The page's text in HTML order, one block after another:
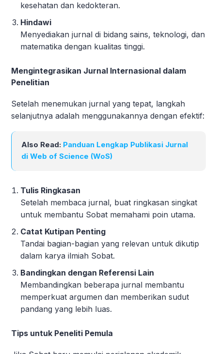
kesehatan dan kedokteran.
Hindawi
Menyediakan jurnal di bidang sains, teknologi, dan
matematika dengan kualitas tinggi.
Mengintegrasikan Jurnal Internasional dalam
Penelitian
Setelah menemukan jurnal yang tepat, langkah
selanjutnya adalah menggunakannya dengan efektif:
Also Read: Panduan Lengkap Publikasi Jurnal
di Web of Science (WoS)
Tulis Ringkasan
Setelah membaca jurnal, buat ringkasan singkat
untuk membantu Sobat memahami poin utama.
Catat Kutipan Penting
Tandai bagian-bagian yang relevan untuk dikutip
dalam karya ilmiah Sobat.
Bandingkan dengan Referensi Lain
Membandingkan beberapa jurnal membantu
memperkuat argumen dan memberikan sudut
pandang yang lebih luas.
Tips untuk Peneliti Pemula